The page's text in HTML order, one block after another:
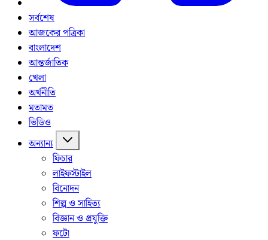
সর্বশেষ
আজকের পত্রিকা
বাংলাদেশ
আন্তর্জাতিক
খেলা
অর্থনীতি
মতামত
ভিডিও
অন্যান্য
ফিচার
লাইফস্টাইল
বিনোদন
শিল্প ও সাহিত্য
বিজ্ঞান ও প্রযুক্তি
ফটো